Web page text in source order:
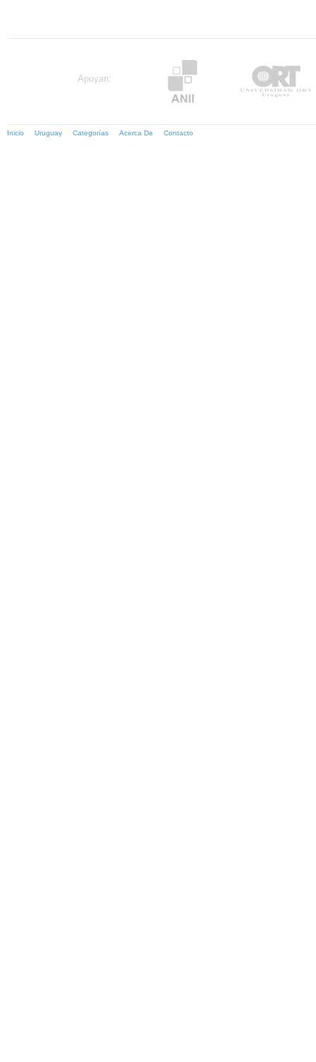
Apoyan:
Inicio Uruguay Categorías Acerca De Contacto